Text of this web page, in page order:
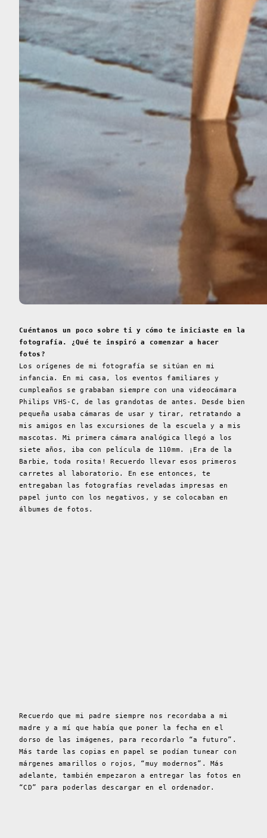
Cuéntanos un poco sobre ti y cómo te iniciaste en la
fotografía. ¿Qué te inspiró a comenzar a hacer
fotos?
Los orígenes de mi fotografía se sitúan en mi
infancia. En mi casa, los eventos familiares y
cumpleaños se grababan siempre con una videocámara
Philips VHS-C, de las grandotas de antes. Desde bien
pequeña usaba cámaras de usar y tirar, retratando a
mis amigos en las excursiones de la escuela y a mis
mascotas. Mi primera cámara analógica llegó a los
siete años, iba con película de 110mm. ¡Era de la
Barbie, toda rosita! Recuerdo llevar esos primeros
carretes al laboratorio. En ese entonces, te
entregaban las fotografías reveladas impresas en
papel junto con los negativos, y se colocaban en
álbumes de fotos.
Recuerdo que mi padre siempre nos recordaba a mi
madre y a mí que había que poner la fecha en el
dorso de las imágenes, para recordarlo “a futuro”.
Más tarde las copias en papel se podían tunear con
márgenes amarillos o rojos, “muy modernos”. Más
adelante, también empezaron a entregar las fotos en
“CD” para poderlas descargar en el ordenador.